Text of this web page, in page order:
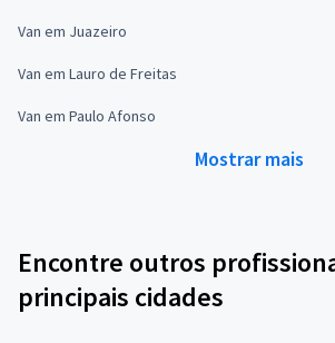
Van em Juazeiro
Van em Lauro de Freitas
Van em Paulo Afonso
Mostrar mais
Encontre outros
principais cidades